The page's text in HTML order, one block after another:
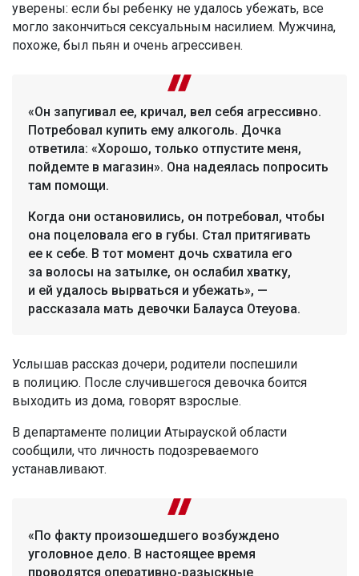
уверены: если бы ребенку не удалось убежать, все
могло закончиться сексуальным насилием. Мужчина,
похоже, был пьян и очень агрессивен.
«Он запугивал ее, кричал, вел себя агрессивно.
Потребовал купить ему алкоголь. Дочка
ответила: «Хорошо, только отпустите меня,
пойдемте в магазин». Она надеялась попросить
там помощи.
Когда они остановились, он потребовал, чтобы
она поцеловала его в губы. Стал притягивать
ее к себе. В тот момент дочь схватила его
за волосы на затылке, он ослабил хватку,
и ей удалось вырваться и убежать», —
рассказала мать девочки Балауса Отеуова.
Услышав рассказ дочери, родители поспешили
в полицию. После случившегося девочка боится
выходить из дома, говорят взрослые.
В департаменте полиции Атырауской области
сообщили, что личность подозреваемого
устанавливают.
«По факту произошедшего возбуждено
уголовное дело. В настоящее время
проводятся оперативно-разыскные